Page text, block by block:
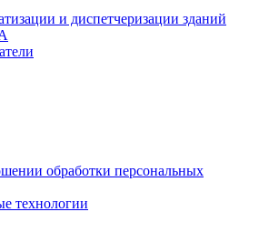
и диспетчеризации зданий
обработки персональных
технологии